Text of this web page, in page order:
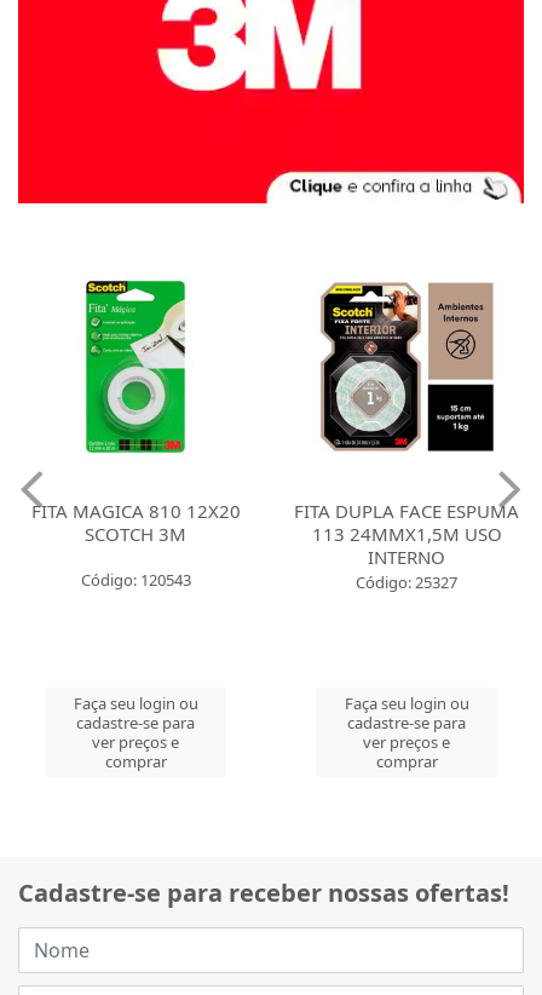
FITA MAGICA 810 12X20
SCOTCH 3M
Código: 120543
Faça seu login ou
cadastre-se para
ver preços e
comprar
FITA DUPLA FACE ESPUMA
113 24MMX1,5M USO
INTERNO
Código: 25327
Faça seu login ou
cadastre-se para
ver preços e
comprar
Cadastre-se para receber nossas ofertas!